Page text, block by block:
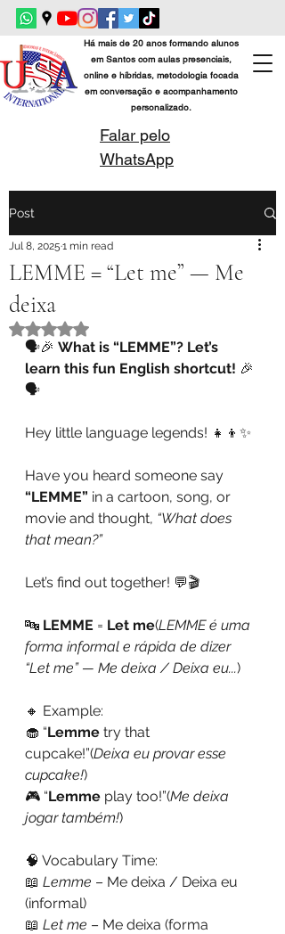
Há mais de 20 anos formando alunos
em Santos com aulas presenciais,
online e híbridas, metodologia focada
em conversação e acompanhamento
personalizado.
Falar pelo
WhatsApp
Post
LEMME = “Let me” — Me
deixa
Jul 8, 2025 1 min read
Rated NaN out of 5 stars.
🗣️🎉 What is “LEMME”? Let’s
learn this fun English shortcut! 🎉
🗣️
Hey little language legends! 👧👦✨
Have you heard someone say
“LEMME” in a cartoon, song, or
movie and thought, “What does
that mean?”
Let’s find out together! 💬🎬
🔤 LEMME = Let me(LEMME é uma
forma informal e rápida de dizer
“Let me” — Me deixa / Deixa eu...)
🔸 Example:
🧁 “Lemme try that
cupcake!”(Deixa eu provar esse
cupcake!)
🎮 “Lemme play too!”(Me deixa
jogar também!)
🧠 Vocabulary Time:
📖 Lemme – Me deixa / Deixa eu
(informal)
📖 Let me – Me deixa (forma